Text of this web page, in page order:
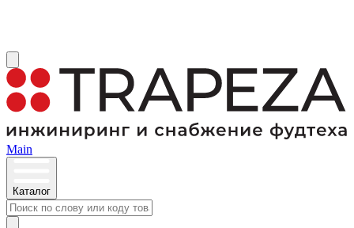
Main
Каталог